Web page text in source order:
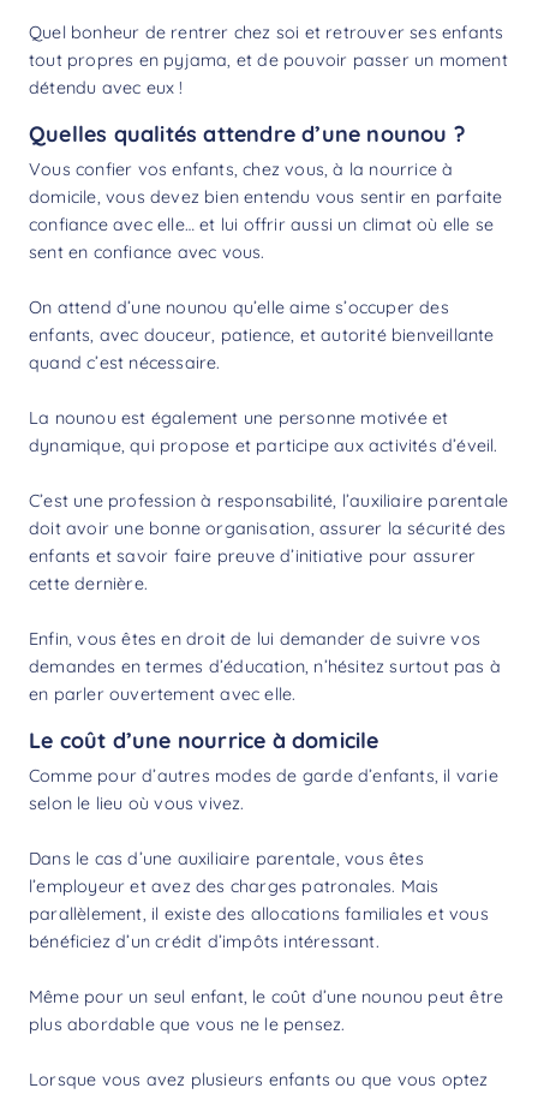
Quel bonheur de rentrer chez soi et retrouver ses enfants
tout propres en pyjama, et de pouvoir passer un moment
détendu avec eux !
Quelles qualités attendre d’une nounou ?
Vous confier vos enfants, chez vous, à la nourrice à
domicile, vous devez bien entendu vous sentir en parfaite
confiance avec elle… et lui offrir aussi un climat où elle se
sent en confiance avec vous.
On attend d’une nounou qu’elle aime s’occuper des
enfants, avec douceur, patience, et autorité bienveillante
quand c’est nécessaire.
La nounou est également une personne motivée et
dynamique, qui propose et participe aux activités d’éveil.
C’est une profession à responsabilité, l’auxiliaire parentale
doit avoir une bonne organisation, assurer la sécurité des
enfants et savoir faire preuve d’initiative pour assurer
cette dernière.
Enfin, vous êtes en droit de lui demander de suivre vos
demandes en termes d’éducation, n’hésitez surtout pas à
en parler ouvertement avec elle.
Le coût d’une nourrice à domicile
Comme pour d’autres modes de garde d’enfants, il varie
selon le lieu où vous vivez.
Dans le cas d’une auxiliaire parentale, vous êtes
l’employeur et avez des charges patronales. Mais
parallèlement, il existe des allocations familiales et vous
bénéficiez d’uncrédit d’impôts intéressant.
Même pour un seul enfant, le coût d’une nounou peut être
plus abordable que vous ne le pensez.
Lorsque vous avez plusieurs enfants ou que vous optez